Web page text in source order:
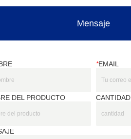
Mensaje
*EMAIL
DEL PRODUCTO CANTIDAD